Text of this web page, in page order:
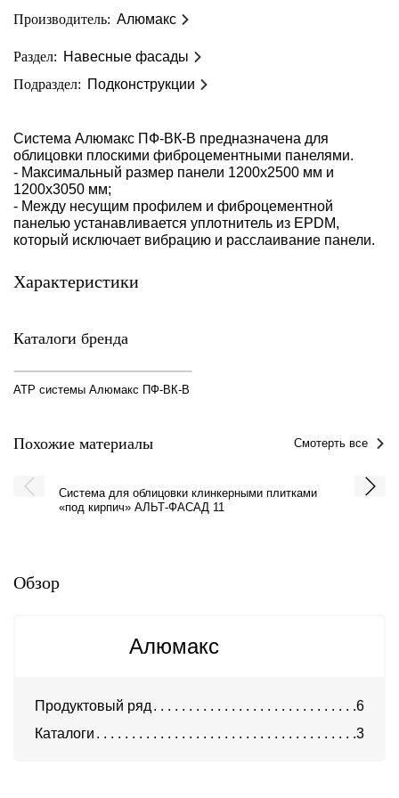
Производитель: Алюмакс
Раздел: Навесные фасады
Подраздел: Подконструкции
Система Алюмакс ПФ-ВК-В предназначена для
облицовки плоскими фиброцементными панелями.
- Максимальный размер панели 1200х2500 мм и
1200х3050 мм;
- Между несущим профилем и фиброцементной
панелью устанавливается уплотнитель из EPDM,
который исключает вибрацию и расслаивание панели.
Характеристики
Каталоги бренда
АТР системы Алюмакс ПФ-ВК-В
Похожие материалы Смотерть все
Система для облицовки клинкерными плитками
«под кирпич» АЛЬТ-ФАСАД 11
Обзор
Алюмакс
Продуктовый ряд
6
Каталоги
3